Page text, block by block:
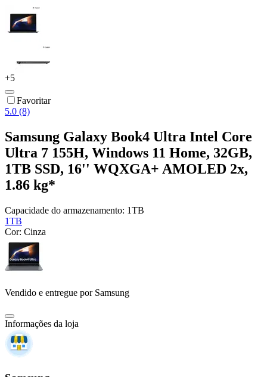
+5
Favoritar
5.0 (8)
Samsung Galaxy Book4 Ultra Intel Core
Ultra 7 155H, Windows 11 Home, 32GB,
1TB SSD, 16'' WQXGA+ AMOLED 2x,
1.86 kg*
Capacidade do armazenamento: 1TB
1TB
Cor: Cinza
Vendido e entregue por Samsung
Informações da loja